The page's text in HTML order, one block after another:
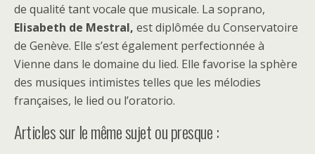
de qualité tant vocale que musicale. La soprano,
Elisabeth de Mestral, est diplômée du Conservatoire
de Genève. Elle s’est également perfectionnée à
Vienne dans le domaine du lied. Elle favorise la sphère
des musiques intimistes telles que les mélodies
françaises, le lied ou l’oratorio.
Articles sur le même sujet ou presque :